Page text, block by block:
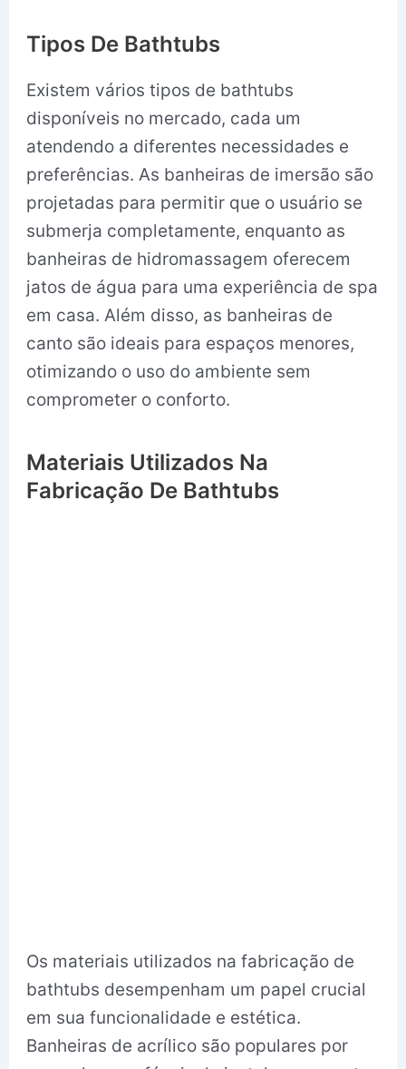
Tipos De Bathtubs
Existem vários tipos de bathtubs
disponíveis no mercado, cada um
atendendo a diferentes necessidades e
preferências. As banheiras de imersão são
projetadas para permitir que o usuário se
submerja completamente, enquanto as
banheiras de hidromassagem oferecem
jatos de água para uma experiência de spa
em casa. Além disso, as banheiras de
canto são ideais para espaços menores,
otimizando o uso do ambiente sem
comprometer o conforto.
Materiais Utilizados Na
Fabricação De Bathtubs
Os materiais utilizados na fabricação de
bathtubs desempenham um papel crucial
em sua funcionalidade e estética.
Banheiras de acrílico são populares por